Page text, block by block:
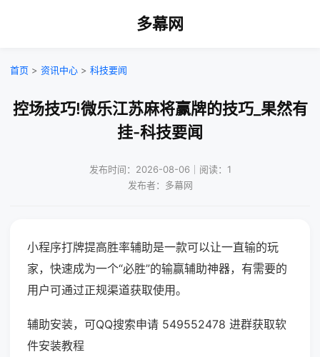
多幕网
首页 > 资讯中心 > 科技要闻
控场技巧!微乐江苏麻将赢牌的技巧_果然有
挂-科技要闻
发布时间：2026-08-06｜阅读：1
发布者：多幕网
小程序打牌提高胜率辅助是一款可以让一直输的玩
家，快速成为一个“必胜”的输赢辅助神器，有需要的
用户可通过正规渠道获取使用。
辅助安装，可QQ搜索申请 549552478 进群获取软
件安装教程